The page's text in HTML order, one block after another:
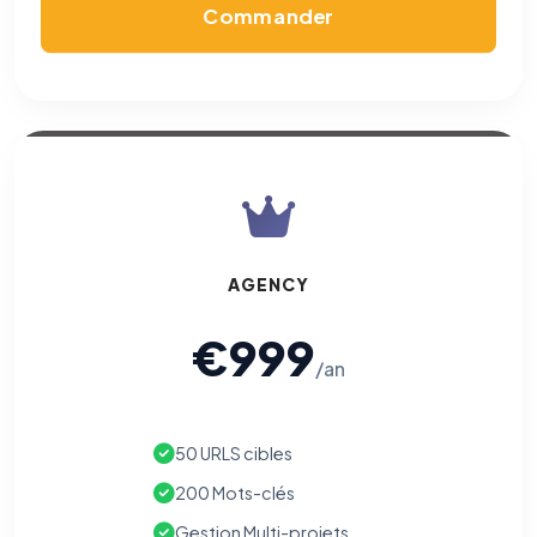
Commander
AGENCY
€999/an
50 URLS cibles
200 Mots-clés
Gestion Multi-projets